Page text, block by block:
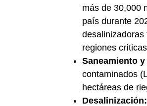
más de 30,000
país durante
desalinizadoras
regiones
Saneamiento
contaminados
hectáreas de
Desalinización: